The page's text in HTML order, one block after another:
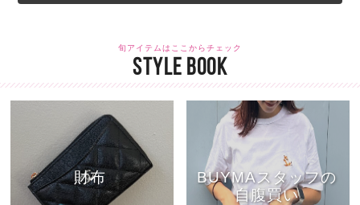
旬アイテムはここからチェック
STYLE BOOK
財布
BUYMAスタッフの
自腹買い